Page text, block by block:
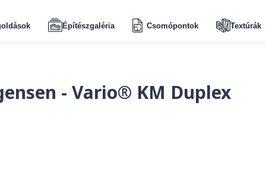
Építészgaléria Csomópontok Textúrák
- Vario® KM Duplex